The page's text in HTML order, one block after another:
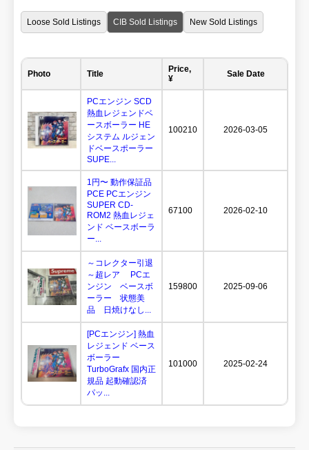
Loose Sold Listings CIB Sold Listings New Sold Listings
Photo Title
Price,
¥
Sale Date
PCエンジン SCD
熱血レジェンドベ
ースボーラー HE
システム ルジェン
ドベースポーラー
SUPE...
100210 2026-03-05
1円〜 動作保証品
PCE PCエンジン
SUPER CD-
ROM2 熱血レジェ
ンド ベースボーラ
ー...
67100 2026-02-10
～コレクター引退
～超レア PCエ
ンジン ベースボ
ーラー 状態美
品 日焼けなし...
159800 2025-09-06
[PCエンジン] 熱血
レジェンド ベース
ボーラー
TurboGrafx 国内正
規品 起動確認済
パッ...
101000 2025-02-24